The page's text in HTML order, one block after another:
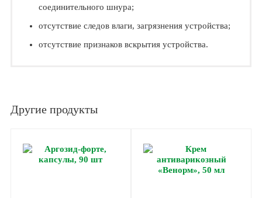
соединительного шнура;
отсутствие следов влаги, загрязнения устройства;
отсутствие признаков вскрытия устройства.
Другие продукты